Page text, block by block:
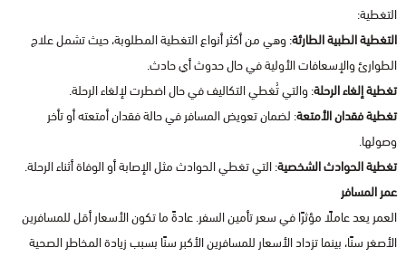
التغطية:
التغطية الطبية الطارئة: وهي من أكثر أنواع التغطية المطلوبة، حيث تشمل علاج
الطوارئ والإسعافات الأولية في حال حدوث أي حادث.
تغطية إلغاء الرحلة: والتي تُغطي التكاليف في حال اضطرت لإلغاء الرحلة.
تغطية فقدان الأمتعة: لضمان تعويض المسافر في حالة فقدان أمتعته أو تأخر
وصولها.
تغطية الحوادث الشخصية: التي تغطي الحوادث مثل الإصابة أو الوفاة أثناء الرحلة.
عمر المسافر
العمر يعد عاملًا مؤثرًا في سعر تأمين السفر. عادةً ما تكون الأسعار أقل للمسافرين
الأصغر سنًا، بينما تزداد الأسعار للمسافرين الأكبر سنًا بسبب زيادة المخاطر الصحية